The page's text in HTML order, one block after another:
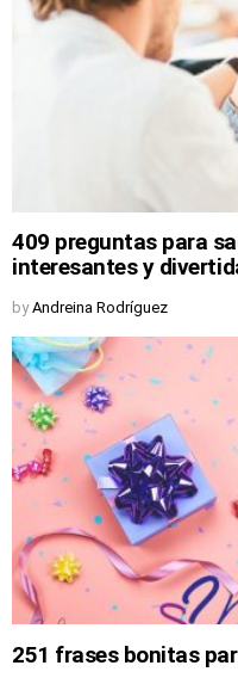
409 preguntas para
interesantes y
by Andreina Rodríguez
251 frases bonitas